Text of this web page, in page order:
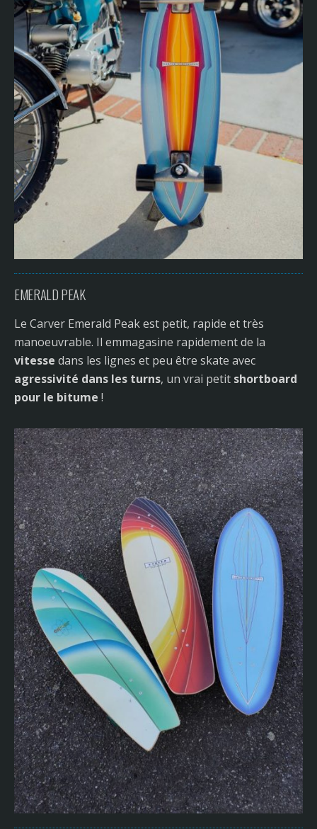
EMERALD PEAK
Le Carver Emerald Peak est petit, rapide et très
manoeuvrable. Il emmagasine rapidement de la
vitesse dans les lignes et peu être skate avec
agressivité dans les turns, un vrai petit shortboard
pour le bitume !